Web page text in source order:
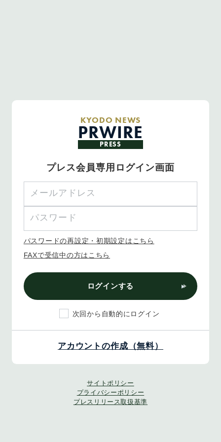
KYODO NEWS
PRWIRE
PRESS
プレス会員専用ログイン画面
パスワードの再設定・初期設定はこちら
FAXで受信中の方はこちら
ログインする
次回から自動的にログイン
アカウントの作成（無料）
サイトポリシー
プライバシーポリシー
プレスリリース取扱基準